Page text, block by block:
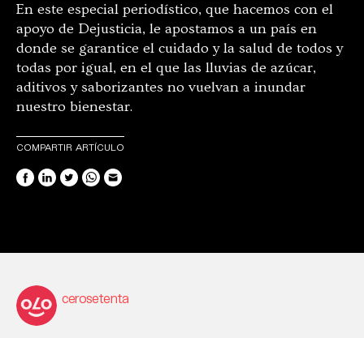
En este especial periodístico, que hacemos con el
apoyo de Dejusticia, le apostamos a un país en
donde se garantice el cuidado y la salud de todos y
todas por igual, en el que las lluvias de azúcar,
aditivos y saborizantes no vuelvan a inundar
nuestro bienestar.
COMPARTIR ARTÍCULO
cerosetenta